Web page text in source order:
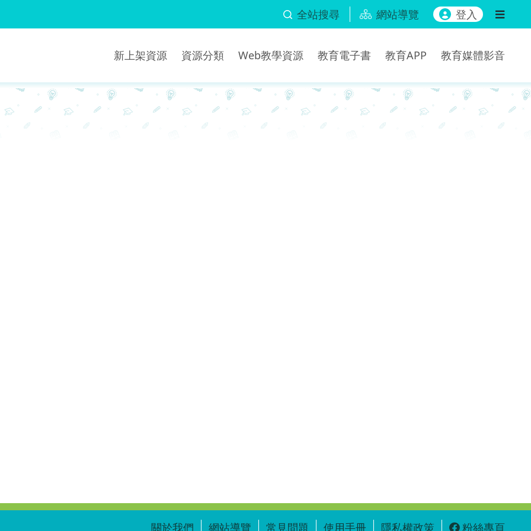
全站搜尋 網站導覽 登入
新上架資源 資源分類 Web教學資源 教育電子書 教育APP 教育媒體影音
關於我們 網站導覽 常見問題 使用手冊 隱私權政策 粉絲專頁